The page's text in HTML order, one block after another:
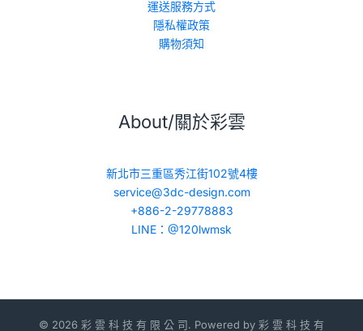
運送服務方式
隱私權政策
購物須知
About/關於彩雲
新北市三重區秀江街102號4樓
service@3dc-design.com
+886-2-29778883
LINE：@120lwmsk
© 2026 彩 雲 科 技 有 限 公 司. Powered by 彩 雲 科 技 有